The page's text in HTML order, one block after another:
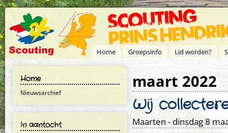
Overslaan en naar de inhoud gaan
Home Groepsinfo Lid worden?
Home
Nieuwsarchief
In aantocht
maart 2022
Wij
Maarten - dinsdag 8